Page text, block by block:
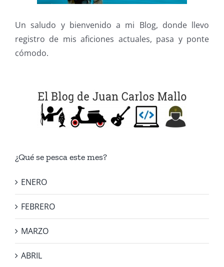
Un saludo y bienvenido a mi Blog, donde llevo
registro de mis aficiones actuales, pasa y ponte
cómodo.
¿Qué se pesca este mes?
ENERO
FEBRERO
MARZO
ABRIL